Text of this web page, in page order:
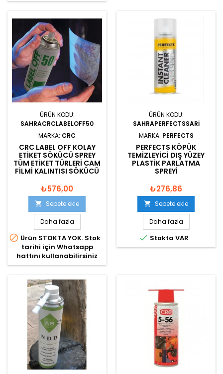
ÜRÜN KODU:
SAHRACRCLABELOFF50
MARKA: CRC
CRC LABEL OFF KOLAY
ETIKET SÖKÜCÜ SPREY
TÜM ETIKET TÜRLERI CAM
FILMI KALINTISI SÖKÜCÜ
₺576,00
 Sepete ekle
Daha fazla
 Ürün STOKTA YOK. Stok
tarihi için Whatsapp
hattını kullanabilirsiniz
ÜRÜN KODU:
SAHRAPERFECTSSARI
MARKA: PERFECTS
PERFECTS KÖPÜK
TEMIZLEYICI DIŞ YÜZEY
PLASTIK PARLATMA
SPREYI
₺276,86
 Sepete ekle
Daha fazla
 Stokta VAR